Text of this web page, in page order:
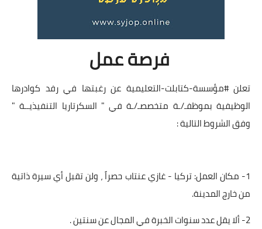
فرصة عمل
تعلن #مؤسسة-كتابلت-التعليمية عن رغبتها في رفد كوادرها
الوظيفية بموظفـ/ـة متخصصـ/ـة في " السكرتاريا التنفيذيــة "
وفق الشروط التالية :
1- مكان العمل: تركيا - غازي عنتاب حصراً ، ولن تقبل أي سيرة ذاتية
من خارج المدينة.
2- ألا يقل عدد سنوات الخبرة في المجال عن سنتين .